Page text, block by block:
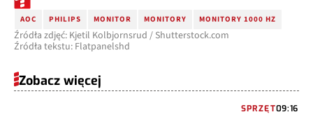
AOC PHILIPS MONITOR MONITORY MONITORY 1000 HZ
Źródła zdjęć: Kjetil Kolbjornsrud / Shutterstock.com
Źródła tekstu: Flatpanelshd
Zobacz więcej
SPRZĘT09:16